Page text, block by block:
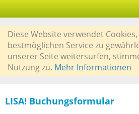
Diese Website verwendet
bestmöglichen Service zu
unserer Seite weitersurfen,
Nutzung zu. Mehr Informationen
LISA! Buchungsformular